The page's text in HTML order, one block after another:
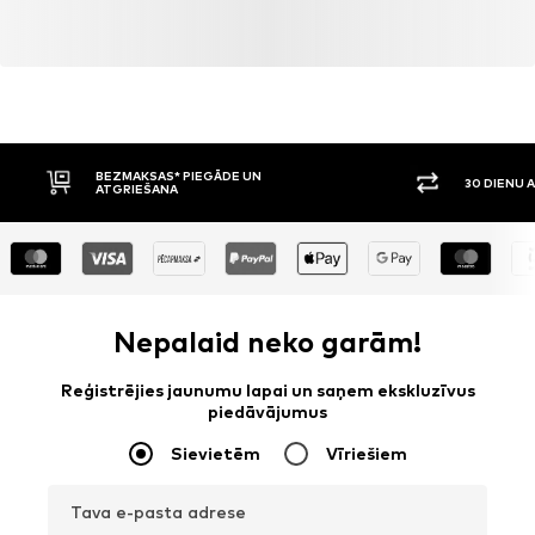
BEZMAKSAS* PIEGĀDE UN
ATGRIEŠANA
30 DIENU
Nepalaid neko garām!
Reģistrējies jaunumu lapai un saņem ekskluzīvus
piedāvājumus
Sievietēm Vīriešiem
Tava e-pasta adrese